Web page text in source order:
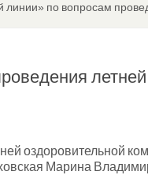
линии» по вопросам
летней
оздоровительной
Марина